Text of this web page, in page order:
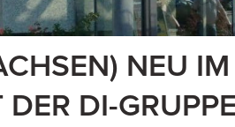
NEU IM
DI-GRUPPE